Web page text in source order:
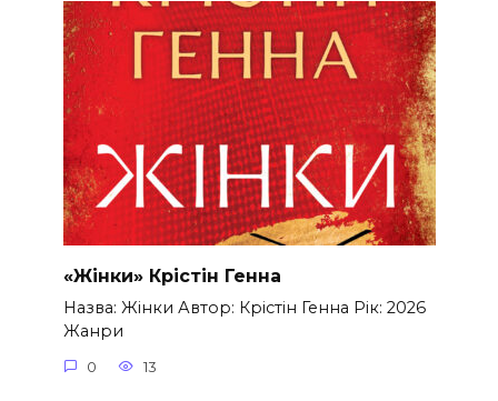
«Жінки» Крістін Генна
Назва: Жінки Автор: Крістін Генна Рік: 2026
Жанри
0 13